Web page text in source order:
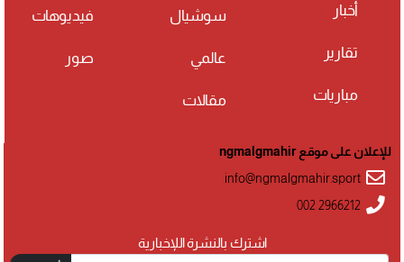
أخبار
تقارير
مباريات
سوشيال
عالمي
مقالات
فيديوهات
صور
اشترك بالنشرة اللإخبارية
للإعلان على موقع ngmalgmahir
info@ngmalgmahir.sport
002 2966212